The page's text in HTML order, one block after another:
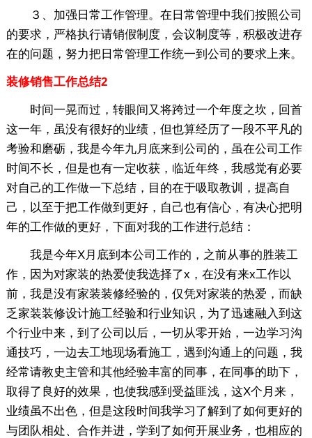
３、加强日常工作管理。在日常管理中我们按照公司
的要求，严格执行请销假制度，会议制度等，积极改进存
在的问题，努力把日常管理工作统一到公司的要求上来。
装修销售工作总结2
时间一晃而过，转眼间又将跨过一个年度之坎，回首
这一年，虽没有很好的业绩，但也算经历了一段不平凡的
考验和磨砺，我是今年九月底来到公司的，虽在公司工作
时间不长，但是也有一定收获，临近年终，我感觉有必要
对自己的工作做一下总结，目的在于吸取教训，提高自
己，以至于把工作做到更好，自己也有信心，有决心把明
年的工作做的更好，下面对我的工作进行总结：
我是今年X月底到本公司工作的，之前从事的胜装工
作，因为对家装的热爱使我选择了x，在没有来x工作以
前，我是没有家装装修经验的，仅凭对家装的热爱，而缺
乏家装装修设计施工经验和行业知识，为了迅速融入到这
个行业中来，到了公司以后，一切从零开始，一边学习沟
通技巧，一边去工地现场看施工，遇到沟通上的问题，我
经常请教史主管和其他经验丰富的同事，在同事的助下，
取得了良好的效果，也使我感到受益匪浅，这X个月来，
业绩虽不出色，但是这段时间我学习了解到了如何更好的
与团队相处、合作并进，学到了如何开展业务，也相应的